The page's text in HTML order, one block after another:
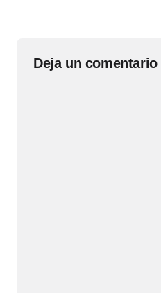
Deja un comentario